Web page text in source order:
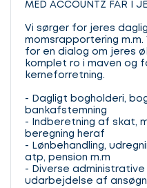
MED ACCOUNTZ FÅR I
Vi sørger for jeres
momsrapportering m.m.
for en dialog om jeres
komplet ro i maven og
kerneforretning.
- Dagligt bogholderi,
bankafstemning
- Indberetning af skat,
beregning heraf
- Lønbehandling,
atp, pension m.m
- Diverse
udarbejdelse af